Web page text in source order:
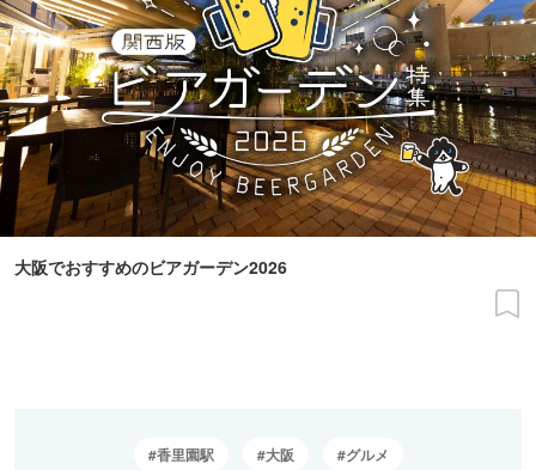
大阪でおすすめのビアガーデン2026
香里園駅 大阪 グルメ